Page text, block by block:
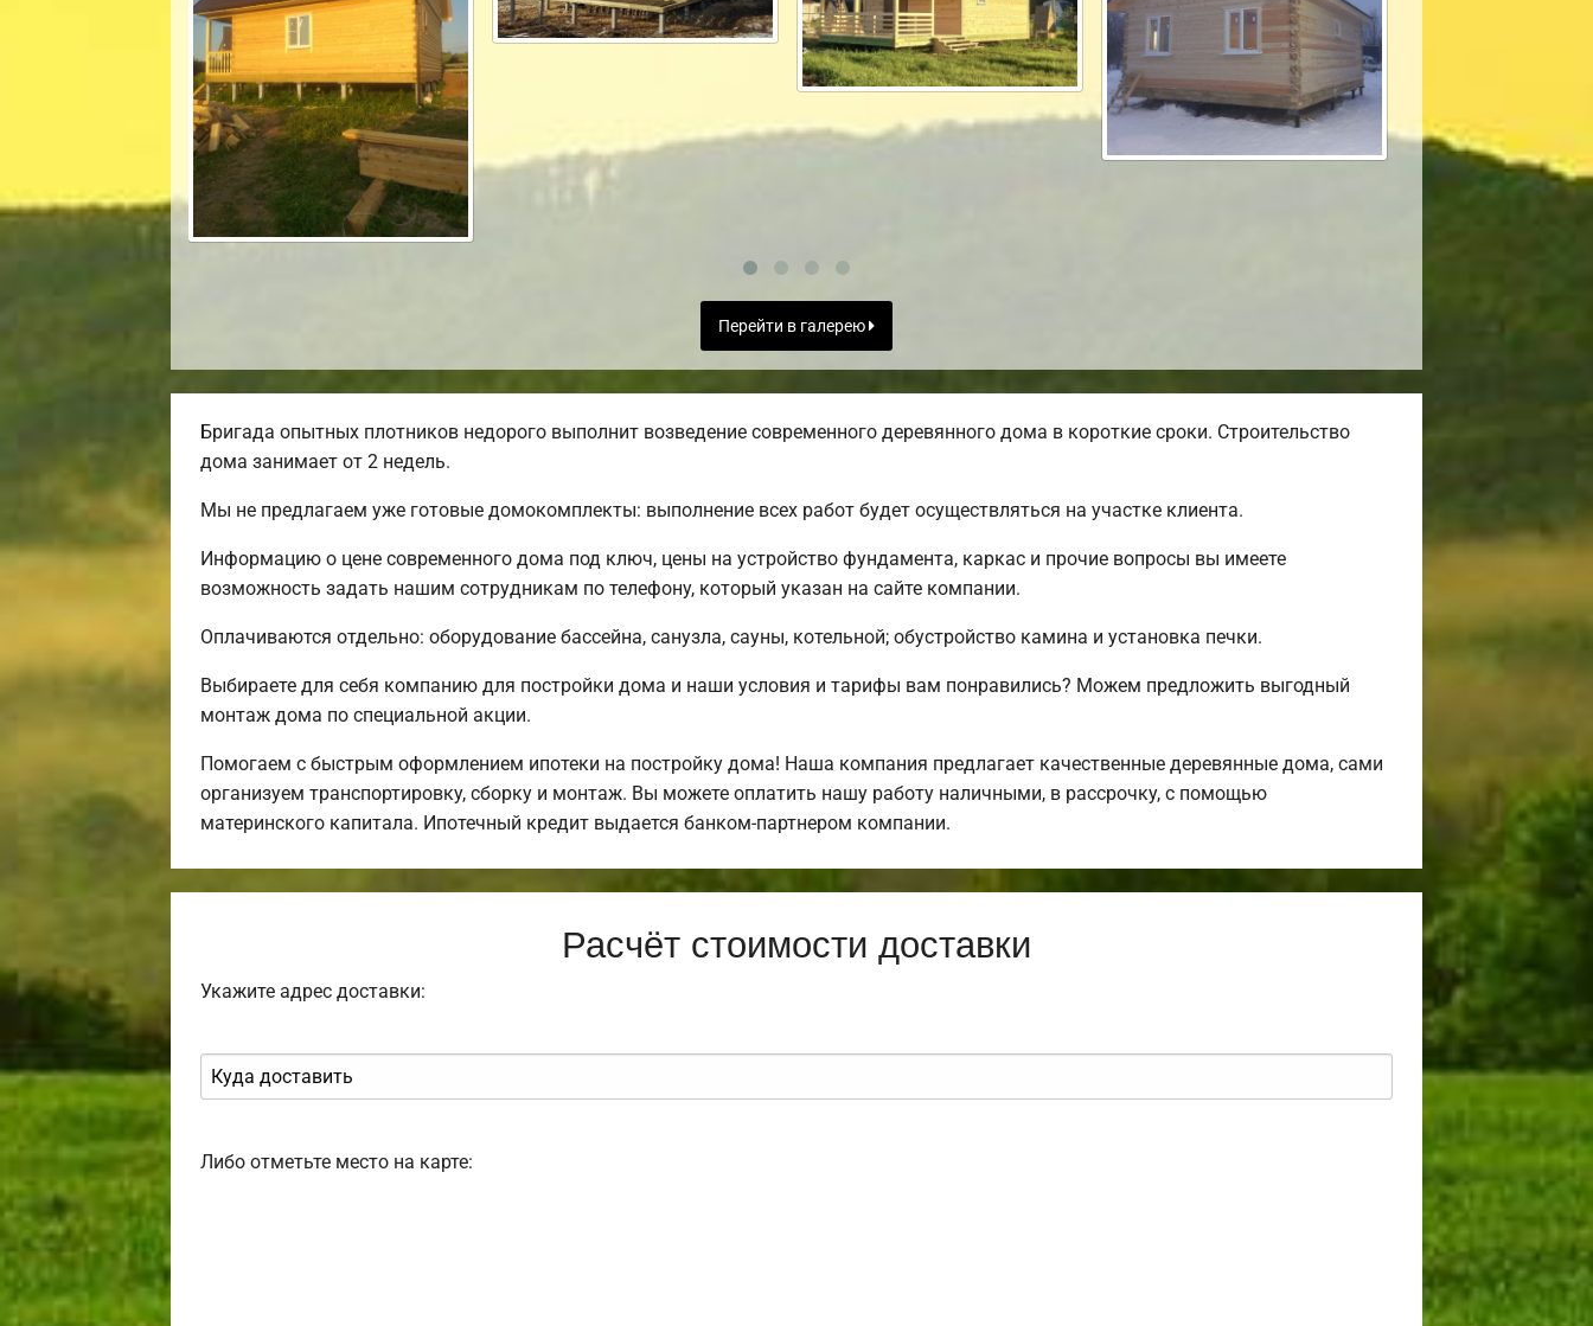
Перейти в галерею
Бригада опытных плотников недорого выполнит возведение современного деревянного дома в короткие сроки. Строительство
дома занимает от 2 недель.
Мы не предлагаем уже готовые домокомплекты: выполнение всех работ будет осуществляться на участке клиента.
Информацию о цене современного дома под ключ, цены на устройство фундамента, каркас и прочие вопросы вы имеете
возможность задать нашим сотрудникам по телефону, который указан на сайте компании.
Оплачиваются отдельно: оборудование бассейна, санузла, сауны, котельной; обустройство камина и установка печки.
Выбираете для себя компанию для постройки дома и наши условия и тарифы вам понравились? Можем предложить выгодный
монтаж дома по специальной акции.
Помогаем с быстрым оформлением ипотеки на постройку дома! Наша компания предлагает качественные деревянные дома, сами
организуем транспортировку, сборку и монтаж. Вы можете оплатить нашу работу наличными, в рассрочку, с помощью
материнского капитала. Ипотечный кредит выдается банком-партнером компании.
Расчёт стоимости доставки
Укажите адрес доставки:
Либо отметьте место на карте: